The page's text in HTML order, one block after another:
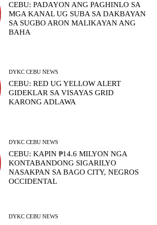
CEBU: PADAYON ANG PAGHINLO SA
MGA KANAL UG SUBA SA DAKBAYAN
SA SUGBO ARON MALIKAYAN ANG
BAHA
DYKC CEBU NEWS
CEBU: RED UG YELLOW ALERT
GIDEKLAR SA VISAYAS GRID
KARONG ADLAWA
DYKC CEBU NEWS
CEBU: KAPIN ₱14.6 MILYON NGA
KONTABANDONG SIGARILYO
NASAKPAN SA BAGO CITY, NEGROS
OCCIDENTAL
DYKC CEBU NEWS